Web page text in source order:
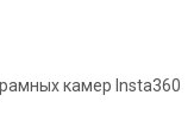
камер Insta360